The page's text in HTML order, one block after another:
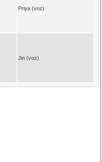
Priya (voz)
Jin (voz)